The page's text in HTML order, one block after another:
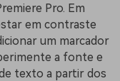
Pro. Em
em contraste
um marcador
a fonte e
texto a partir dos